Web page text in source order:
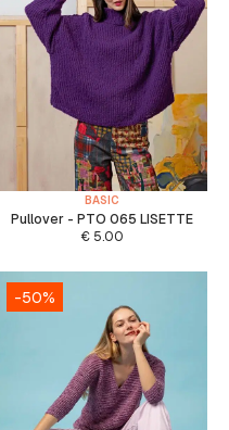
BASIC
Pullover - PTO 065 LISETTE
€5.00
-50%